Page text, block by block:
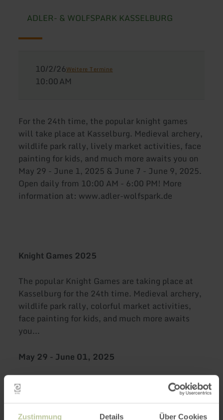
Zustimmung Details Über Cookies
ADLER- & WOLFSPARK KASSELBURG
10/2/26Weitere Termine
10:00 AM
For the 24th time, the popular knight games
will take place at Kasselburg. Medieval archery,
wildlife park rally, lively market activities, face
painting for kids, and much more awaits you on
May 29 - June 1, 2025 & June 7 - June 9, 2025.
Open daily from 10:00 AM - 6:00 PM! More
information at: www.adler-wolfspark.de
Knight Games 2025
The popular Knight Games are taking place at
Kasselburg for the 24th time. Medieval archery,
wildlife park rally, colorful market activities,
face painting for kids, and much more awaits
you...
May 29 - June 01, 2025
June 07 - June 09, 2025
Open daily from 10:00 AM - 6:00 PM!